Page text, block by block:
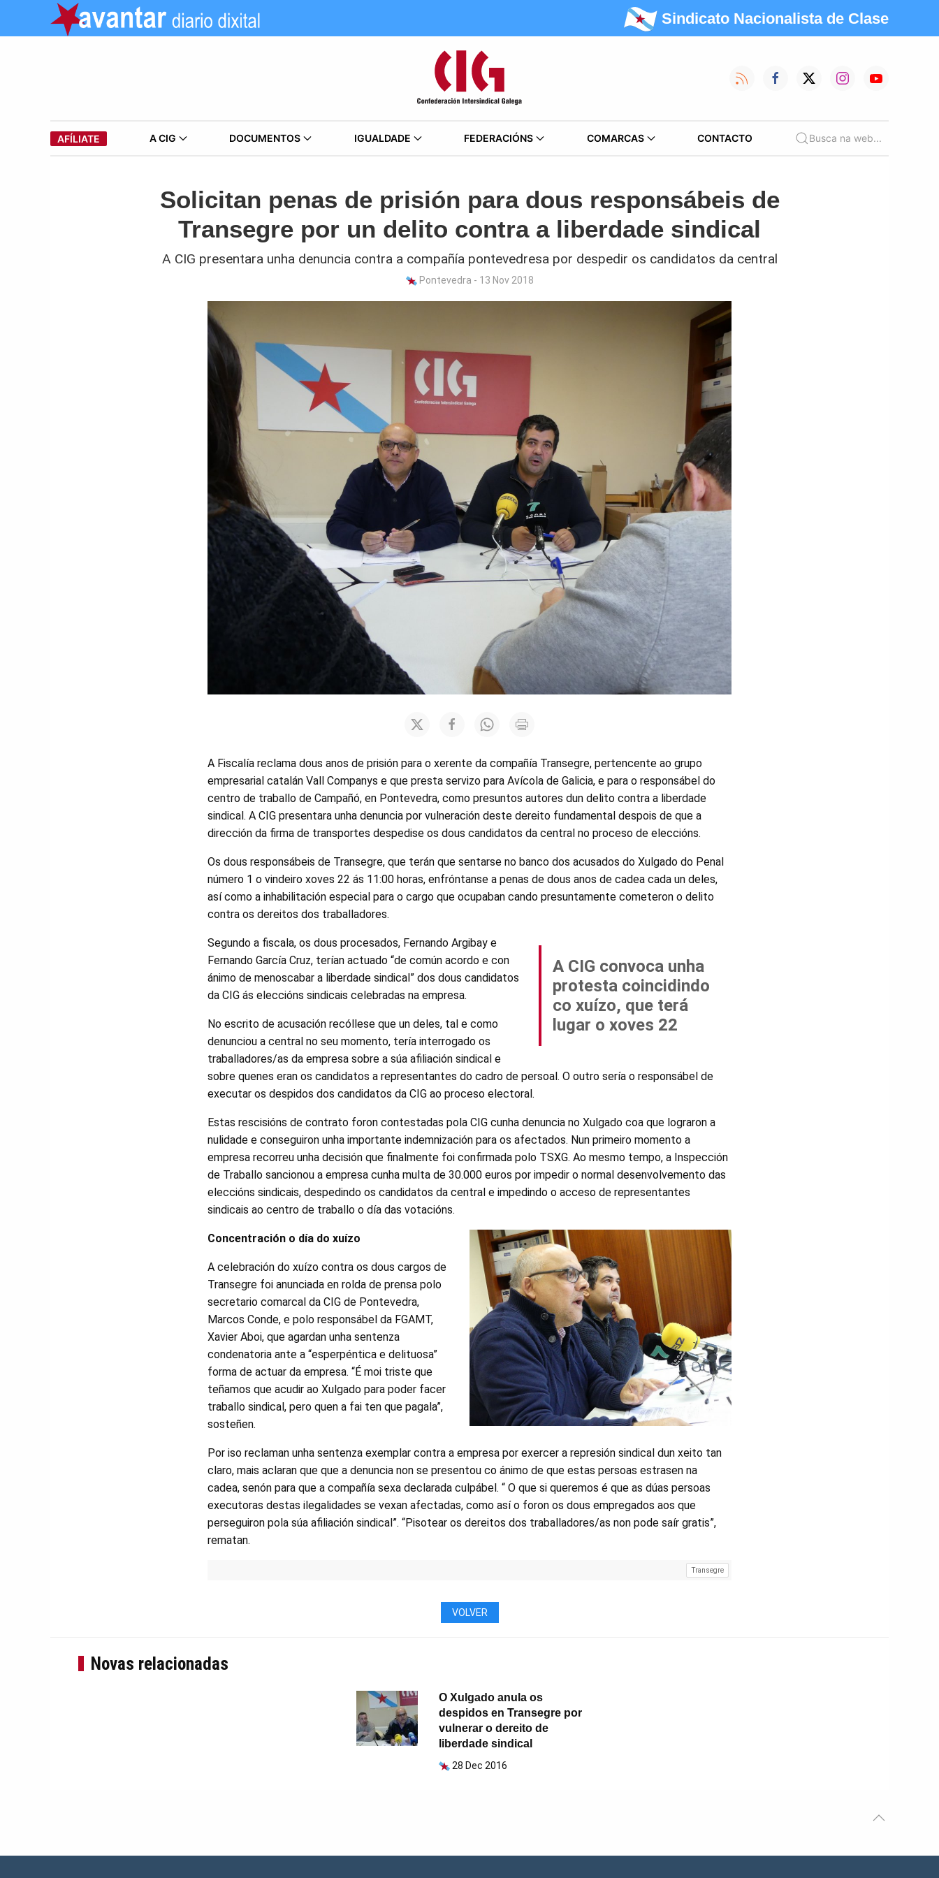
Sindicato Nacionalista de Clase
AFÍLIATE A CIG DOCUMENTOS IGUALDADE FEDERACIÓNS COMARCAS CONTACTO Busca na web...
Solicitan penas de prisión para dous responsábeis de
Transegre por un delito contra a liberdade sindical
A CIG presentara unha denuncia contra a compañía pontevedresa por despedir os candidatos da central
Pontevedra - 13 Nov 2018
A Fiscalía reclama dous anos de prisión para o xerente da compañía Transegre, pertencente ao grupo
empresarial catalán Vall Companys e que presta servizo para Avícola de Galicia, e para o responsábel do
centro de traballo de Campañó, en Pontevedra, como presuntos autores dun delito contra a liberdade
sindical. A CIG presentara unha denuncia por vulneración deste dereito fundamental despois de que a
dirección da firma de transportes despedise os dous candidatos da central no proceso de eleccións.
Os dous responsábeis de Transegre, que terán que sentarse no banco dos acusados do Xulgado do Penal
número 1 o vindeiro xoves 22 ás 11:00 horas, enfróntanse a penas de dous anos de cadea cada un deles,
así como a inhabilitación especial para o cargo que ocupaban cando presuntamente cometeron o delito
contra os dereitos dos traballadores.
A CIG convoca unha
protesta coincidindo
co xuízo, que terá
lugar o xoves 22
Segundo a fiscala, os dous procesados, Fernando Argibay e
Fernando García Cruz, terían actuado “de común acordo e con
ánimo de menoscabar a liberdade sindical” dos dous candidatos
da CIG ás eleccións sindicais celebradas na empresa.
No escrito de acusación recóllese que un deles, tal e como
denunciou a central no seu momento, tería interrogado os
traballadores/as da empresa sobre a súa afiliación sindical e
sobre quenes eran os candidatos a representantes do cadro de persoal. O outro sería o responsábel de
executar os despidos dos candidatos da CIG ao proceso electoral.
Estas rescisións de contrato foron contestadas pola CIG cunha denuncia no Xulgado coa que lograron a
nulidade e conseguiron unha importante indemnización para os afectados. Nun primeiro momento a
empresa recorreu unha decisión que finalmente foi confirmada polo TSXG. Ao mesmo tempo, a Inspección
de Traballo sancionou a empresa cunha multa de 30.000 euros por impedir o normal desenvolvemento das
eleccións sindicais, despedindo os candidatos da central e impedindo o acceso de representantes
sindicais ao centro de traballo o día das votacións.
Concentración o día do xuízo
A celebración do xuízo contra os dous cargos de
Transegre foi anunciada en rolda de prensa polo
secretario comarcal da CIG de Pontevedra,
Marcos Conde, e polo responsábel da FGAMT,
Xavier Aboi, que agardan unha sentenza
condenatoria ante a “esperpéntica e delituosa”
forma de actuar da empresa. “É moi triste que
teñamos que acudir ao Xulgado para poder facer
traballo sindical, pero quen a fai ten que pagala”,
sosteñen.
Por iso reclaman unha sentenza exemplar contra a empresa por exercer a represión sindical dun xeito tan
claro, mais aclaran que que a denuncia non se presentou co ánimo de que estas persoas estrasen na
cadea, senón para que a compañía sexa declarada culpábel. “ O que si queremos é que as dúas persoas
executoras destas ilegalidades se vexan afectadas, como así o foron os dous empregados aos que
perseguiron pola súa afiliación sindical”. “Pisotear os dereitos dos traballadores/as non pode saír gratis”,
rematan.
Transegre
VOLVER
Novas relacionadas
O Xulgado anula os
despidos en Transegre por
vulnerar o dereito de
liberdade sindical
28 Dec 2016